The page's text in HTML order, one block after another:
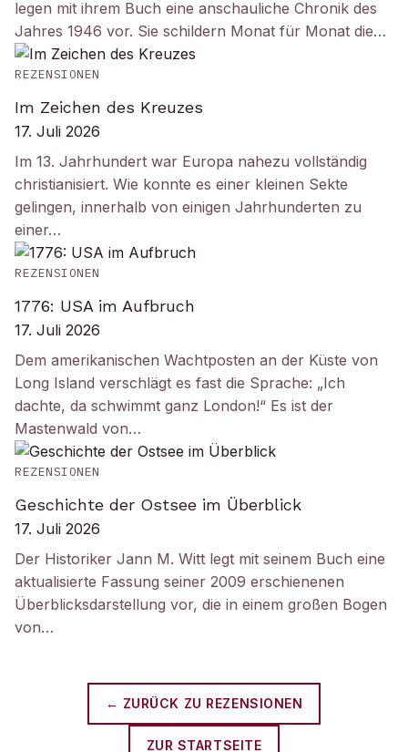
legen mit ihrem Buch eine anschauliche Chronik des
Jahres 1946 vor. Sie schildern Monat für Monat die…
REZENSIONEN
Im Zeichen des Kreuzes
17. Juli 2026
Im 13. Jahrhundert war Europa nahezu vollständig
christianisiert. Wie konnte es einer kleinen Sekte
gelingen, innerhalb von einigen Jahrhunderten zu
einer…
REZENSIONEN
1776: USA im Aufbruch
17. Juli 2026
Dem amerikanischen Wachtposten an der Küste von
Long Island verschlägt es fast die Sprache: „Ich
dachte, da schwimmt ganz London!“ Es ist der
Mastenwald von…
REZENSIONEN
Geschichte der Ostsee im Überblick
17. Juli 2026
Der Historiker Jann M. Witt legt mit seinem Buch eine
aktualisierte Fassung seiner 2009 erschienenen
Überblicksdarstellung vor, die in einem großen Bogen
von…
← ZURÜCK ZU REZENSIONEN
ZUR STARTSEITE